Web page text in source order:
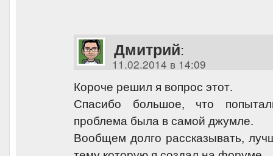
Дмитрий:
11.02.2014 в 14:09
Короче решил я вопрос этот.
Спасибо большое, что
проблема была в самой джумле.
Вообщем долго рассказывать,